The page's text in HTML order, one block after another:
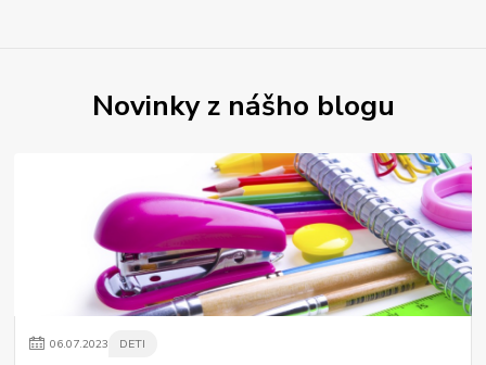
Novinky z nášho blogu
06.07.2023 DETI